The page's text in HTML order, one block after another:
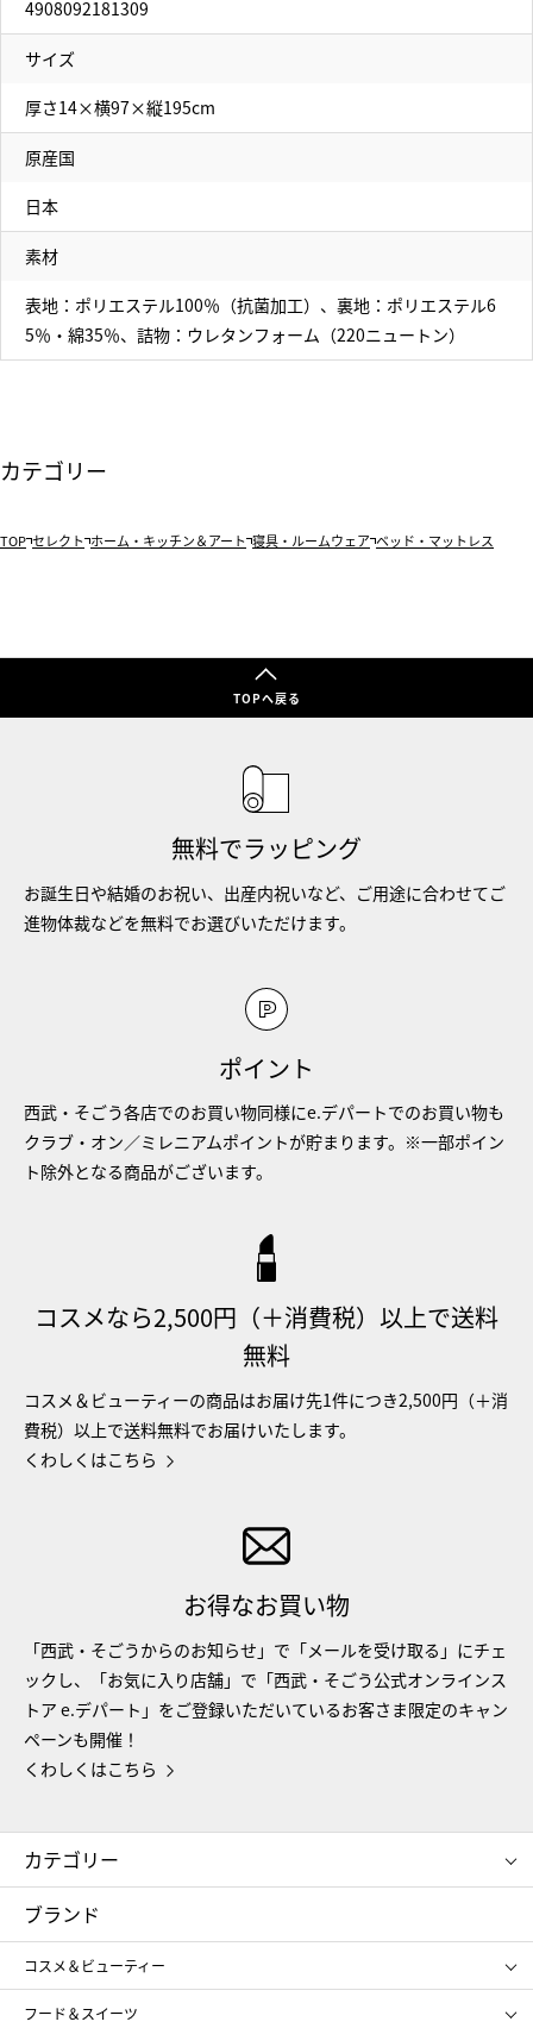
4908092181309
サイズ
厚さ14×横97×縦195cm
原産国
日本
素材
表地：ポリエステル100％（抗菌加工）、裏地：ポリエステル6
5％・綿35％、詰物：ウレタンフォーム（220ニュートン）
カテゴリー
TOP セレクト ホーム・キッチン＆アート 寝具・ルームウェア ベッド・マットレス
TOPへ戻る
無料でラッピング
お誕生日や結婚のお祝い、出産内祝いなど、ご用途に合わせてご
進物体裁などを無料でお選びいただけます。
ポイント
西武・そごう各店でのお買い物同様にe.デパートでのお買い物も
クラブ・オン／ミレニアムポイントが貯まります。※一部ポイン
ト除外となる商品がございます。
コスメなら2,500円（＋消費税）以上で送料
無料
コスメ＆ビューティーの商品はお届け先1件につき2,500円（＋消
費税）以上で送料無料でお届けいたします。
くわしくはこちら
お得なお買い物
「西武・そごうからのお知らせ」で「メールを受け取る」にチェ
ックし、「お気に入り店舗」で「西武・そごう公式オンラインス
トア e.デパート」をご登録いただいているお客さま限定のキャン
ペーンも開催！
くわしくはこちら
カテゴリー
コスメ＆ビューティー
ギフト
レディース
メンズ
スポーツ・アウトドア
ブランド
コスメ＆ビューティー
SHISEIDO
フード＆スイーツ